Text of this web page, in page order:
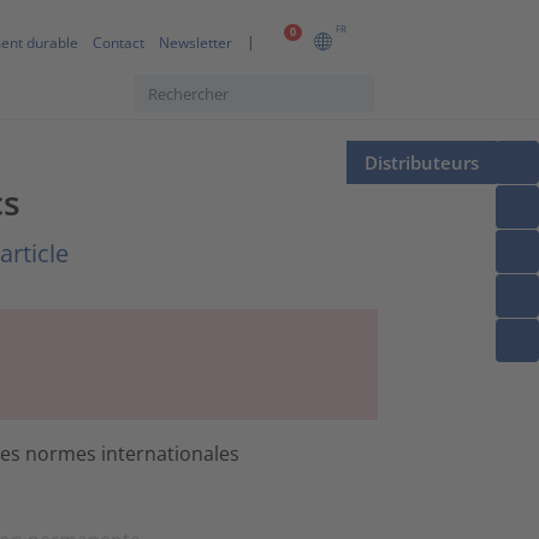
0 FR
durable Contact Newsletter
Distributeurs
normes internationales